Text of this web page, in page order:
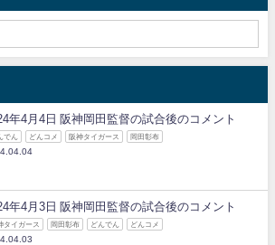
年4月4日 阪神岡田監督の試合後のコメント
でん どんコメ 阪神タイガース 岡田彰布
年4月3日 阪神岡田監督の試合後のコメント
タイガース 岡田彰布 どんでん どんコメ